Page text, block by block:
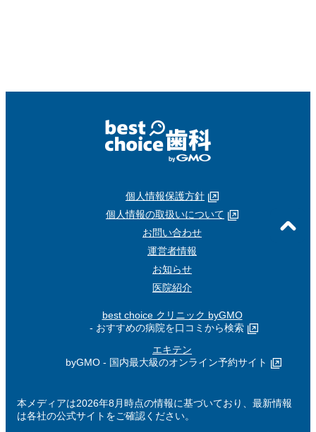
個人情報保護方針
個人情報の取扱いについて
お問い合わせ
運営者情報
お知らせ
医院紹介
best choice クリニック byGMO
- おすすめの病院を口コミから検索
エキテン
byGMO - 国内最大級のオンライン予約サイト
本メディアは2026年8月時点の情報に基づいており、最新情報
は各社の公式サイトをご確認ください。